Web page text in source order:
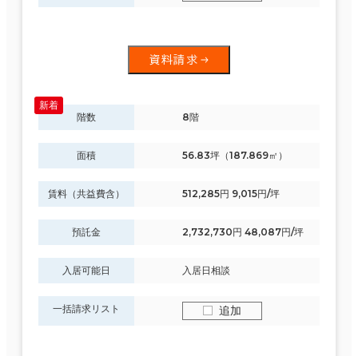
資料請求
階数 8階
面積 56.83坪（187.869㎡）
賃料（共益費含） 512,285円 9,015円/坪
預託金 2,732,730円 48,087円/坪
入居可能日 入居日相談
一括請求リスト 追加